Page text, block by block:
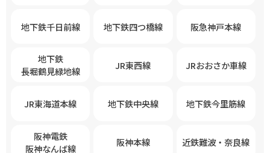
地下鉄千日前線 地下鉄四つ橋線 阪急神戸本線
地下鉄
長堀鶴見緑地線
JR東西線 JRおおさか車線
JR東海道本線 地下鉄中央線 地下鉄今里筋線
阪神電鉄
阪神なんば線
阪神本線 近鉄難波・奈良線